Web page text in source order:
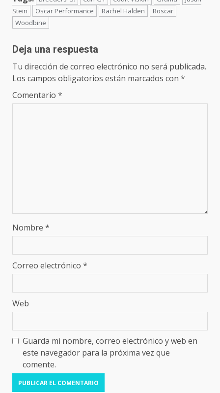
Stein
Oscar Performance Rachel Halden
Roscar
Woodbine
Deja una respuesta
Tu dirección de correo electrónico no será publicada.
Los campos obligatorios están marcados con *
Comentario *
Nombre *
Correo electrónico *
Web
Guarda mi nombre, correo electrónico y web en
este navegador para la próxima vez que
comente.